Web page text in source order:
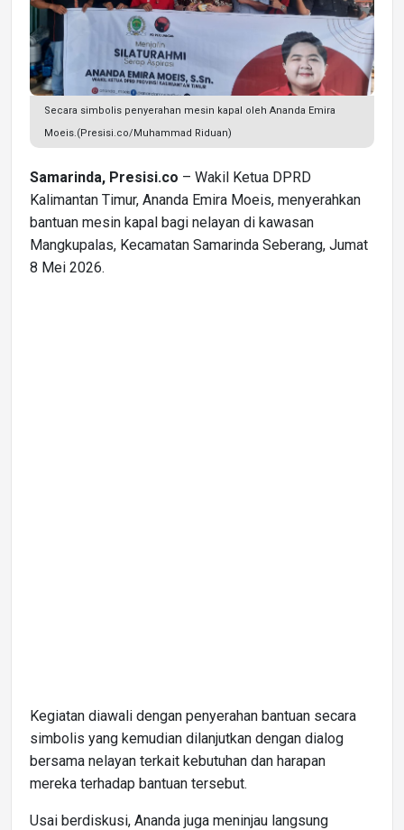
Secara simbolis penyerahan mesin kapal oleh Ananda Emira
Moeis.(Presisi.co/Muhammad Riduan)
Samarinda, Presisi.co – Wakil Ketua DPRD
Kalimantan Timur, Ananda Emira Moeis, menyerahkan
bantuan mesin kapal bagi nelayan di kawasan
Mangkupalas, Kecamatan Samarinda Seberang, Jumat
8 Mei 2026.
Kegiatan diawali dengan penyerahan bantuan secara
simbolis yang kemudian dilanjutkan dengan dialog
bersama nelayan terkait kebutuhan dan harapan
mereka terhadap bantuan tersebut.
Usai berdiskusi, Ananda juga meninjau langsung